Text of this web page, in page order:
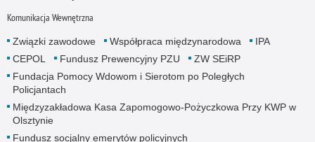
Komunikacja Wewnętrzna
Związki zawodowe Współpraca międzynarodowa
IPA
CEPOL
Fundusz Prewencyjny PZU
ZW SEiRP
Fundacja Pomocy Wdowom i Sierotom po Poległych
Policjantach
Międzyzakładowa Kasa Zapomogowo-Pożyczkowa Przy KWP w
Olsztynie
Fundusz socjalny emerytów policyjnych